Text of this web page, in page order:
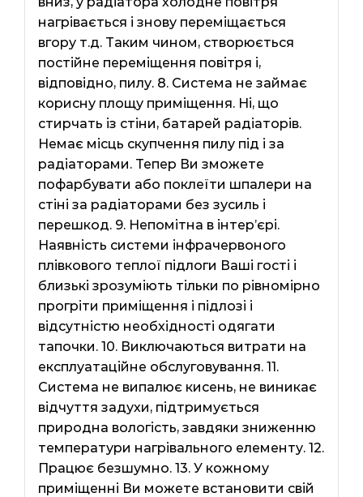
нагрівається і знову переміщається
вгору т.д. Таким чином, створюється
постійне переміщення повітря і,
відповідно, пилу. 8. Система не займає
корисну площу приміщення. Ні, що
стирчать із стіни, батарей радіаторів.
Немає місць скупчення пилу під і за
радіаторами. Тепер Ви зможете
пофарбувати або поклеїти шпалери на
стіні за радіаторами без зусиль і
перешкод. 9. Непомітна в інтер’єрі.
Наявність системи інфрачервоного
плівкового теплої підлоги Ваші гості і
близькі зрозуміють тільки по рівномірно
прогріти приміщення і підлозі і
відсутністю необхідності одягати
тапочки. 10. Виключаються витрати на
експлуатаційне обслуговування. 11.
Система не випалює кисень, не виникає
відчуття задухи, підтримується
природна вологість, завдяки зниженню
температури нагрівального елементу. 12.
Працює безшумно. 13. У кожному
приміщенні Ви можете встановити свій